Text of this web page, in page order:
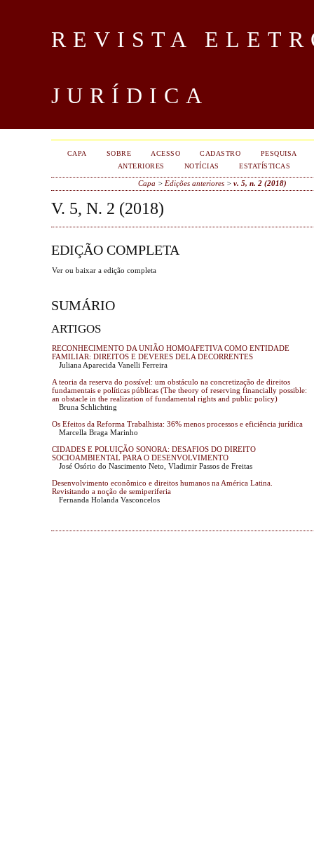
REVISTA
JURÍDICA
CAPA SOBRE ACESSO CADASTRO
PESQUISA
ANTERIORES
NOTÍCIAS ESTATÍSTICAS
Capa > Edições anteriores> v. 5, n. 2 (2018)
V. 5, N. 2 (2018)
EDIÇÃO COMPLETA
Ver ou baixar a edição completa
SUMÁRIO
ARTIGOS
RECONHECIMENTO DA UNIÃO HOMOAFETIVA COMO ENTIDADE
FAMILIAR: DIREITOS E DEVERES DELA DECORRENTES
Juliana Aparecida Vanelli Ferreira
A teoria da reserva do possível: um obstáculo na concretização de direitos
fundamentais e políticas públicas (The theory of reserving financially possible:
an obstacle in the realization of fundamental rights and public policy)
Bruna Schlichting
Os Efeitos da Reforma Trabalhista: 36% menos processos e eficiência jurídica
Marcella Braga Marinho
CIDADES E POLUIÇÃO SONORA: DESAFIOS DO DIREITO
SOCIOAMBIENTAL PARA O DESENVOLVIMENTO
José Osório do Nascimento Neto, Vladimir Passos de Freitas
Desenvolvimento econômico e direitos humanos na América Latina.
Revisitando a noção de semiperiferia
Fernanda Holanda Vasconcelos